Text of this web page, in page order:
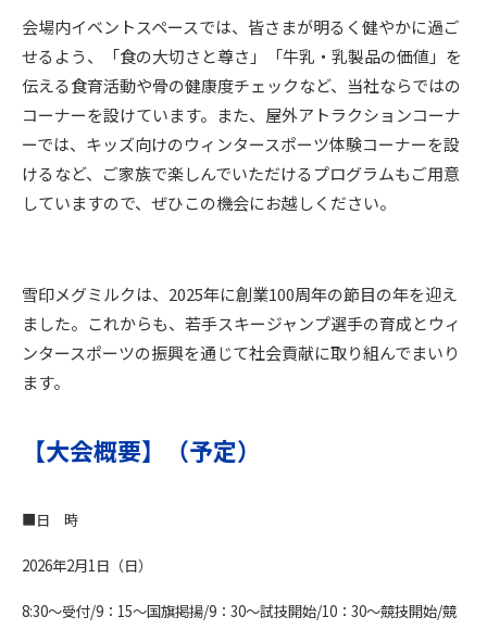
会場内イベントスペースでは、皆さまが明るく健やかに過ご
せるよう、「食の大切さと尊さ」「牛乳・乳製品の価値」を
伝える食育活動や骨の健康度チェックなど、当社ならではの
コーナーを設けています。また、屋外アトラクションコーナ
ーでは、キッズ向けのウィンタースポーツ体験コーナーを設
けるなど、ご家族で楽しんでいただけるプログラムもご用意
していますので、ぜひこの機会にお越しください。
雪印メグミルクは、2025年に創業100周年の節目の年を迎え
ました。これからも、若手スキージャンプ選手の育成とウィ
ンタースポーツの振興を通じて社会貢献に取り組んでまいり
ます。
【大会概要】（予定）
■日 時
2026年2月1日（日）
8:30～受付/9：15～国旗掲揚/9：30～試技開始/10：30～競技開始/競